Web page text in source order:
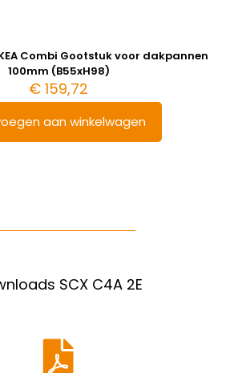
Combi Gootstuk voor dakpannen
100mm (B55xH98)
€ 159,72
aan winkelwagen
SCX C4A 2E